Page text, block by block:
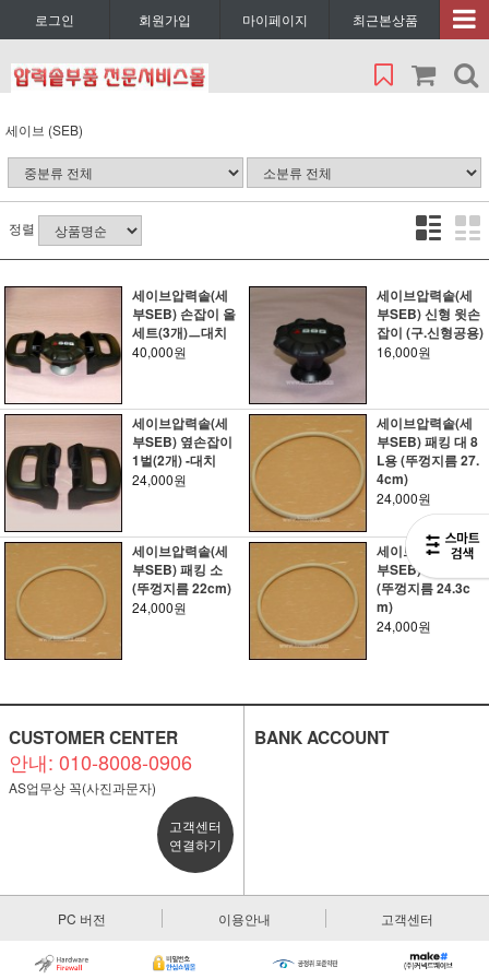
로그인 회원가입 마이페이지 최근본상품
세이브 (SEB)
정렬
세이브압력솥(세
부SEB) 손잡이 올
세트(3개)ㅡ대치
40,000원
세이브압력솥(세
부SEB) 신형 윗손
잡이 (구.신형공용)
16,000원
세이브압력솥(세
부SEB) 옆손잡이
1벌(2개) -대치
24,000원
세이브압력솥(세
부SEB) 패킹 대 8
L용 (뚜껑지름 27.
4cm)
24,000원
세이브압력솥(세
부SEB) 패킹 소
(뚜껑지름 22cm)
24,000원
세이브압력솥(세
부SEB) 패킹 중
(뚜껑지름 24.3c
m)
24,000원
CUSTOMER CENTER
안내: 010-8008-0906
AS업무상 꼭(사진과문자)
고객센터
연결하기
BANK ACCOUNT
PC 버전 이용안내 고객센터